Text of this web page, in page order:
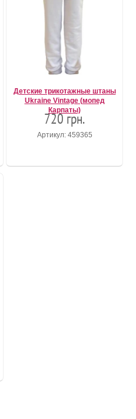
Детские трикотажные штаны
Ukraine Vintage (мопед
Карпаты)
720 грн.
Артикул: 459365